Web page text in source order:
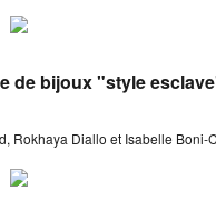
de bijoux "style
Rokhaya Diallo et Isabelle Boni-